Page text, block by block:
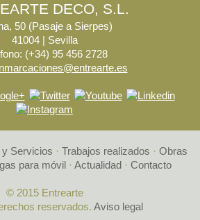
DECO, S.L.
50 (Pasaje a Sierpes)
41004 | Sevilla
(+34) 95 456 2728
Servicios · Trabajos realizados · Obras
para móvil· Actualidad· Contacto
© 2015 Entrearte
reservados. Aviso legal